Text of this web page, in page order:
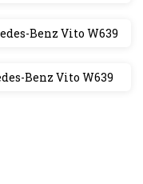
Benz Vito W639
Benz Vito W639